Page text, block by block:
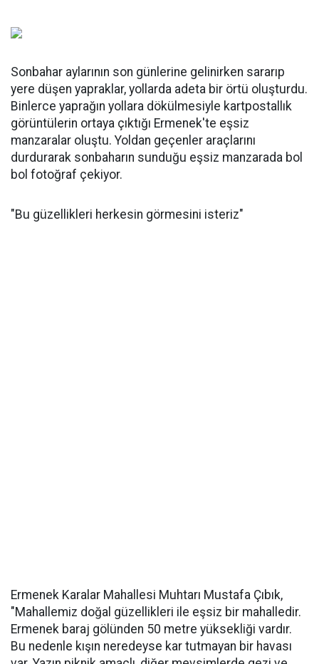
Sonbahar aylarının son günlerine gelinirken sararıp
yere düşen yapraklar, yollarda adeta bir örtü oluşturdu.
Binlerce yaprağın yollara dökülmesiyle kartpostallık
görüntülerin ortaya çıktığı Ermenek'te eşsiz
manzaralar oluştu. Yoldan geçenler araçlarını
durdurarak sonbaharın sunduğu eşsiz manzarada bol
bol fotoğraf çekiyor.
"Bu güzellikleri herkesin görmesini isteriz"
Ermenek Karalar Mahallesi Muhtarı Mustafa Çıbık,
"Mahallemiz doğal güzellikleri ile eşsiz bir mahalledir.
Ermenek baraj gölünden 50 metre yüksekliği vardır.
Bu nedenle kışın neredeyse kar tutmayan bir havası